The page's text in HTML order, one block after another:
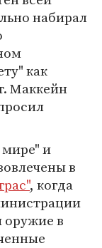
набирал
как
Маккейн
мире" и
в
, когда
оружие в